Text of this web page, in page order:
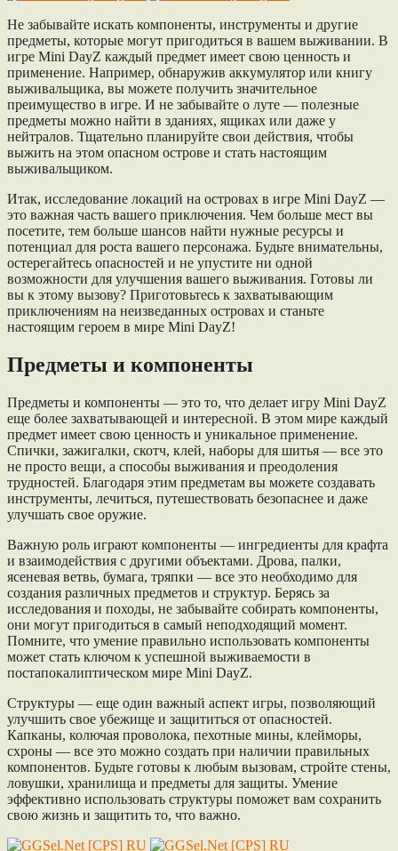
Не забывайте искать компоненты, инструменты и другие
предметы, которые могут пригодиться в вашем выживании. В
игре Mini DayZ каждый предмет имеет свою ценность и
применение. Например, обнаружив аккумулятор или книгу
выживальщика, вы можете получить значительное
преимущество в игре. И не забывайте о луте — полезные
предметы можно найти в зданиях, ящиках или даже у
нейтралов. Тщательно планируйте свои действия, чтобы
выжить на этом опасном острове и стать настоящим
выживальщиком.
Итак, исследование локаций на островах в игре Mini DayZ —
это важная часть вашего приключения. Чем больше мест вы
посетите, тем больше шансов найти нужные ресурсы и
потенциал для роста вашего персонажа. Будьте внимательны,
остерегайтесь опасностей и не упустите ни одной
возможности для улучшения вашего выживания. Готовы ли
вы к этому вызову? Приготовьтесь к захватывающим
приключениям на неизведанных островах и станьте
настоящим героем в мире Mini DayZ!
Предметы и компоненты
Предметы и компоненты — это то, что делает игру Mini DayZ
еще более захватывающей и интересной. В этом мире каждый
предмет имеет свою ценность и уникальное применение.
Спички, зажигалки, скотч, клей, наборы для шитья — все это
не просто вещи, а способы выживания и преодоления
трудностей. Благодаря этим предметам вы можете создавать
инструменты, лечиться, путешествовать безопаснее и даже
улучшать свое оружие.
Важную роль играют компоненты — ингредиенты для крафта
и взаимодействия с другими объектами. Дрова, палки,
ясеневая ветвь, бумага, тряпки — все это необходимо для
создания различных предметов и структур. Берясь за
исследования и походы, не забывайте собирать компоненты,
они могут пригодиться в самый неподходящий момент.
Помните, что умение правильно использовать компоненты
может стать ключом к успешной выживаемости в
постапокалиптическом мире Mini DayZ.
Структуры — еще один важный аспект игры, позволяющий
улучшить свое убежище и защититься от опасностей.
Капканы, колючая проволока, пехотные мины, клейморы,
схроны — все это можно создать при наличии правильных
компонентов. Будьте готовы к любым вызовам, стройте стены,
ловушки, хранилища и предметы для защиты. Умение
эффективно использовать структуры поможет вам сохранить
свою жизнь и защитить то, что важно.